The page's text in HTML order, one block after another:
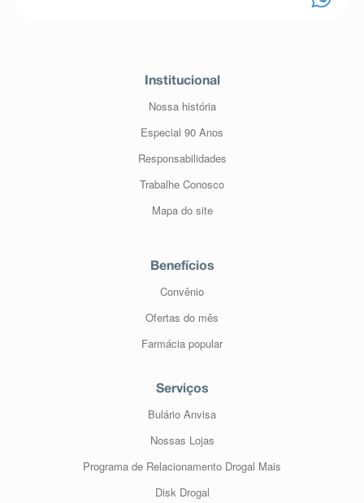
Institucional
Nossa história
Especial 90 Anos
Responsabilidades
Trabalhe Conosco
Mapa do site
Benefícios
Convênio
Ofertas do mês
Farmácia popular
Serviços
Bulário Anvisa
Nossas Lojas
Programa de Relacionamento Drogal Mais
Disk Drogal